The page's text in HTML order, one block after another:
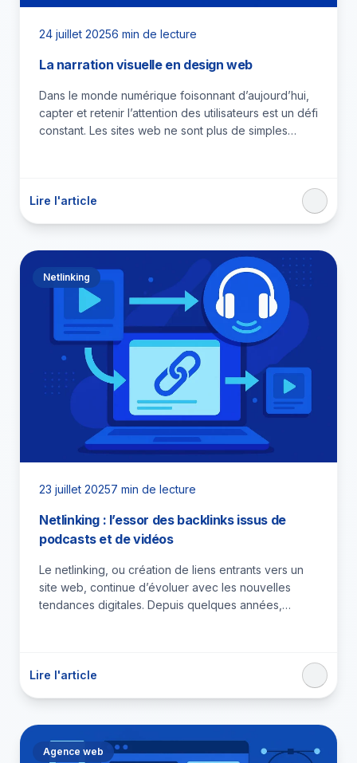
24 juillet 20256 min de lecture
La narration visuelle en design web
Dans le monde numérique foisonnant d’aujourd’hui,
capter et retenir l’attention des utilisateurs est un défi
constant. Les sites web ne sont plus de simples
Lire l'article
Netlinking
23 juillet 20257 min de lecture
Netlinking : l’essor des backlinks issus de
podcasts et de vidéos
Le netlinking, ou création de liens entrants vers un
site web, continue d’évoluer avec les nouvelles
tendances digitales. Depuis quelques années,
Lire l'article
Agence web